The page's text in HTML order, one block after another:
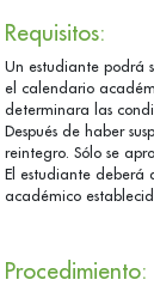
Requisitos:
Un estudiante podrá
el calendario
determinara las
Después de haber
reintegro. Sólo se
El estudiante deberá
académico
Procedimiento: